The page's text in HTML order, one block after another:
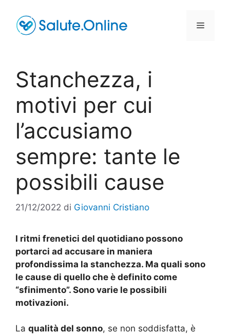
contenuto
Menu
Stanchezza, i
motivi per cui
l’accusiamo
sempre: tante le
possibili cause
21/12/2022 di Giovanni Cristiano
I ritmi frenetici del quotidiano possono
portarci ad accusare in maniera
profondissima la stanchezza. Ma quali sono
le cause di quello che è definito come
“sfinimento”. Sono varie le possibili
motivazioni.
La qualità del sonno, se non soddisfatta, è